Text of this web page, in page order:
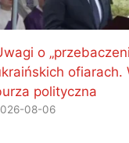
o
ofiarach.
polityczna
08-06